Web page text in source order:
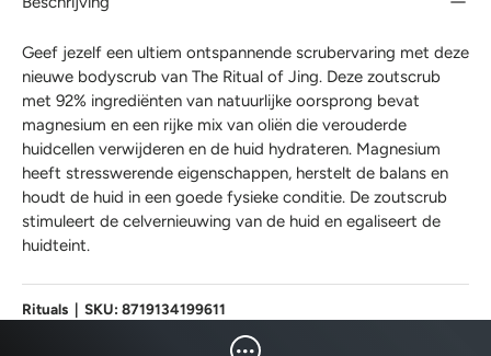
Geef jezelf een ultiem ontspannende scrubervaring met deze
nieuwe bodyscrub van The Ritual of Jing. Deze zoutscrub
met 92% ingrediënten van natuurlijke oorsprong bevat
magnesium en een rijke mix van oliën die verouderde
huidcellen verwijderen en de huid hydrateren. Magnesium
heeft stresswerende eigenschappen, herstelt de balans en
houdt de huid in een goede fysieke conditie. De zoutscrub
stimuleert de celvernieuwing van de huid en egaliseert de
huidteint.
Rituals | SKU: 8719134199611